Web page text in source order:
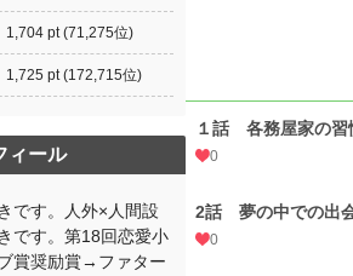
１話 各務屋家の習
0
2話 夢の中での出
0
1,704 pt (71,275位)
1,725 pt (172,715位)
ィール
です。人外×人間設
です。第18回恋愛小
賞奨励賞→ファター